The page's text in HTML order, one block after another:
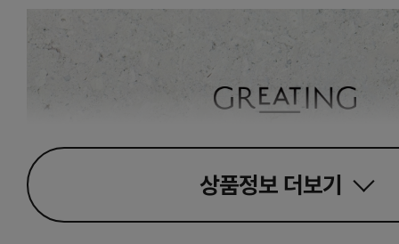
상품정보 더보기